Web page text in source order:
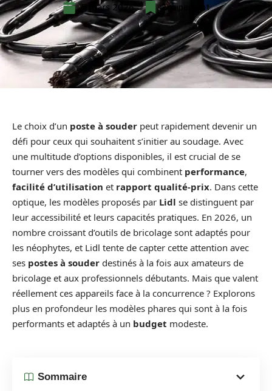
5 mars 2026 Equipement
Le choix d’un poste à souder peut rapidement devenir un
défi pour ceux qui souhaitent s’initier au soudage. Avec
une multitude d’options disponibles, il est crucial de se
tourner vers des modèles qui combinent performance,
facilité d’utilisation et rapport qualité-prix. Dans cette
optique, les modèles proposés par Lidl se distinguent par
leur accessibilité et leurs capacités pratiques. En 2026, un
nombre croissant d’outils de bricolage sont adaptés pour
les néophytes, et Lidl tente de capter cette attention avec
ses postes à souder destinés à la fois aux amateurs de
bricolage et aux professionnels débutants. Mais que valent
réellement ces appareils face à la concurrence ? Explorons
plus en profondeur les modèles phares qui sont à la fois
performants et adaptés à un budget modeste.
Sommaire